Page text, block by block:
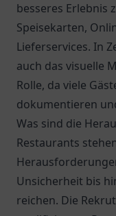
besseres Erlebnis
Speisekarten,
Lieferservices. In
auch das visuelle
Rolle, da viele
dokumentieren
Was sind die
Restaurants
Unsicherheit bis
reichen. Die